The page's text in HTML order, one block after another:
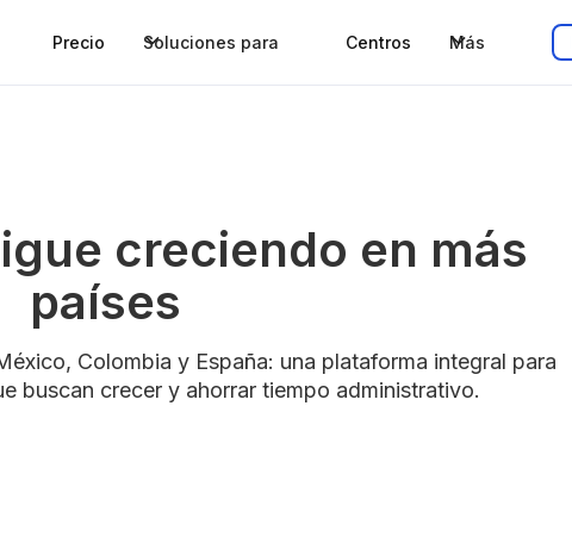
Precio Soluciones para Centros Más
creciendo en más
países
Colombia y España: una plataforma integral para
buscan crecer y ahorrar tiempo administrativo.